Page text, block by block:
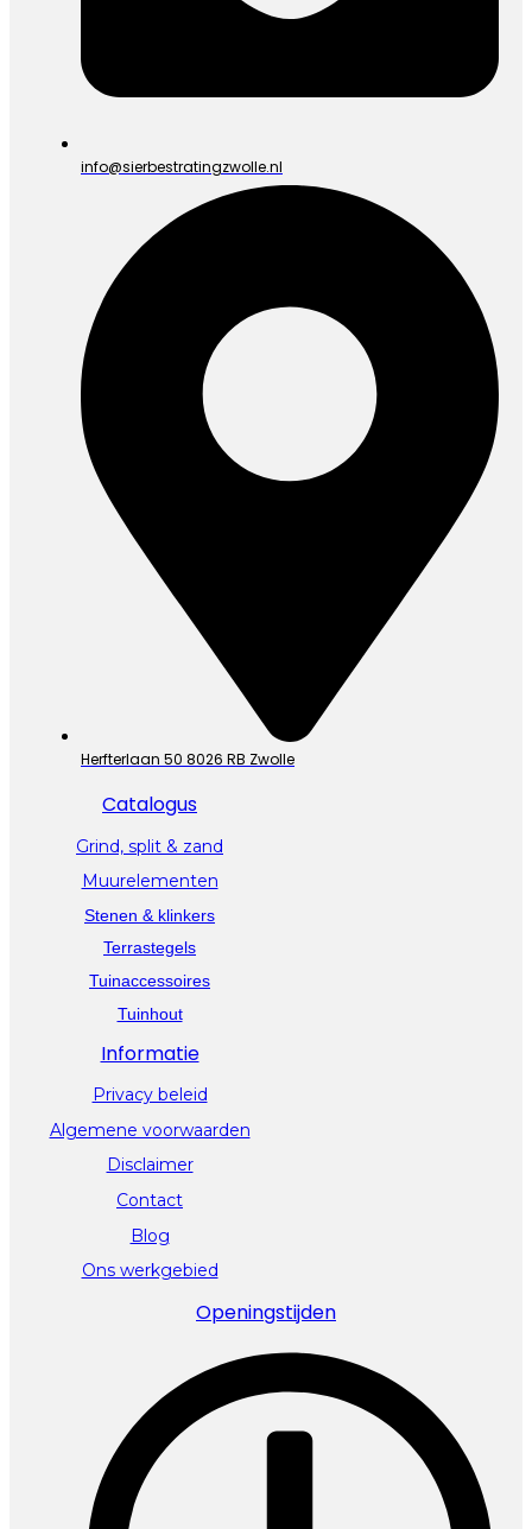
info@sierbestratingzwolle.nl
Herfterlaan 50 8026 RB Zwolle
Catalogus
Grind, split & zand
Muurelementen
Stenen & klinkers
Terrastegels
Tuinaccessoires
Tuinhout
Informatie
Privacy beleid
Algemene voorwaarden
Disclaimer
Contact
Blog
Ons werkgebied
Openingstijden